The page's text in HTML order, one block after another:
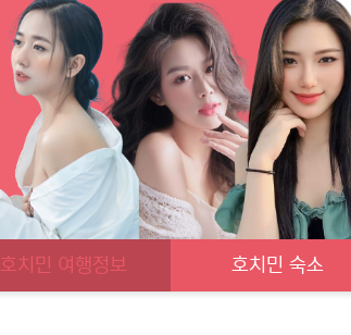
호치민 여행정보 호치민 숙소